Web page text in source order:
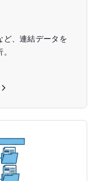
ど、連結データを